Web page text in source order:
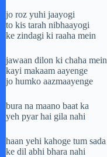
jo roz yuhi jaayogi
to kis tarah nibhaayogi
ke zindagi ki raaha mein
jawaan dilon ki chaha mein
kayi makaam aayenge
jo humko aazmaayenge
bura na maano baat ka
yeh pyar hai gila nahi
haan yehi kahoge tum sada
ke dil abhi bhara nahi